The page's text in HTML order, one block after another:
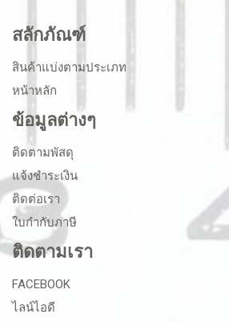
สลักภัณฑ์
สินค้าแบ่งตามประเภท
หน้าหลัก
ข้อมูลต่างๆ
ติดตามพัสดุ
แจ้งชำระเงิน
ติดต่อเรา
ใบกำกับภาษี
ติดตามเรา
FACEBOOK
ไลน์ไอดี